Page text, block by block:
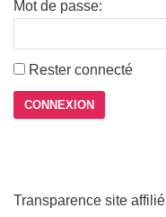
Mot de passe:
Rester connecté
CONNEXION
Transparence site affilié